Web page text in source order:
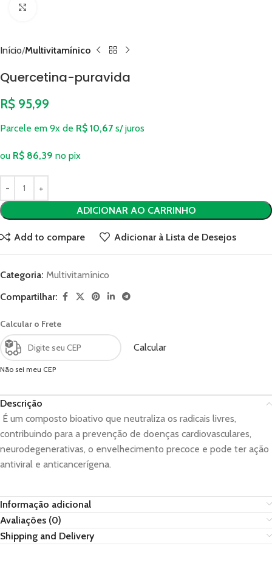
Início Multivitamínico
Quercetina-puravida
R$ 95,99
Parcele em 9x de R$ 10,67 s/ juros
ou R$ 86,39 no pix
ADICIONAR AO CARRINHO
Add to compare Adicionar à Lista de Desejos
Categoria: Multivitamínico
Compartilhar:
Calcular o Frete
Calcular
Não sei meu CEP
Descrição
É um composto bioativo que neutraliza os radicais livres,
contribuindo para a prevenção de doenças cardiovasculares,
neurodegenerativas, o envelhecimento precoce e pode ter ação
antiviral e anticancerígena.
Informação adicional
Avaliações (0)
Shipping and Delivery